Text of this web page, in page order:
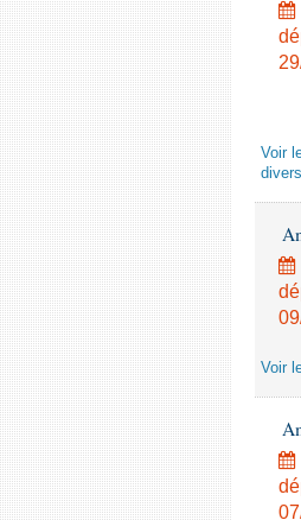
Voir
Voir